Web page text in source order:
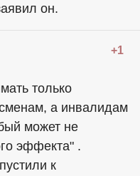
он.
+1
только
а инвалидам
может не
эффекта" .
к